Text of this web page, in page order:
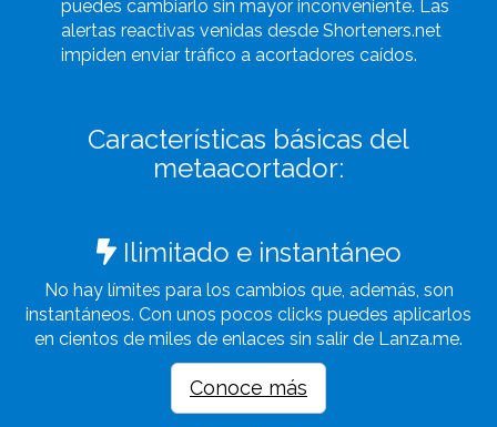
puedes cambiarlo sin mayor inconveniente. Las
alertas reactivas venidas desde Shorteners.net
impiden enviar tráfico a acortadores caídos.
Características básicas del
metaacortador:
Ilimitado e instantáneo
No hay límites para los cambios que, además, son
instantáneos. Con unos pocos clicks puedes aplicarlos
en cientos de miles de enlaces sin salir de Lanza.me.
Conoce más